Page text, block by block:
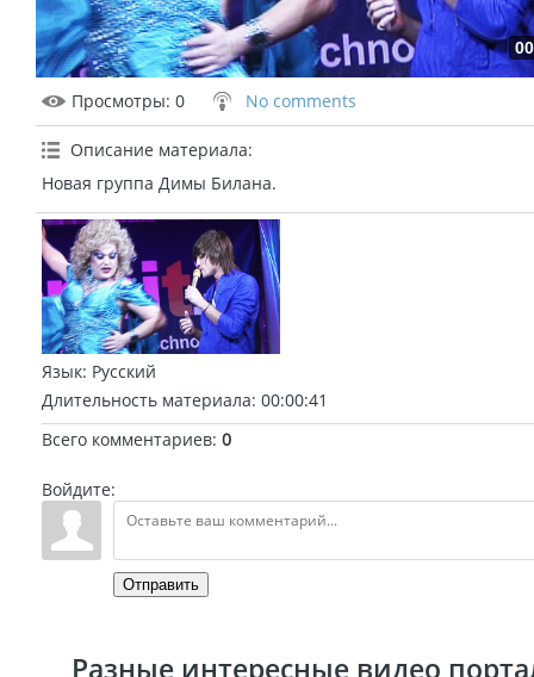
Просмотры: 0 No comments
Описание материала:
Новая группа Димы Билана.
Язык: Русский
Длительность материала: 00:00:41
Всего комментариев: 0
Войдите:
Отправить
Разные интересные видео